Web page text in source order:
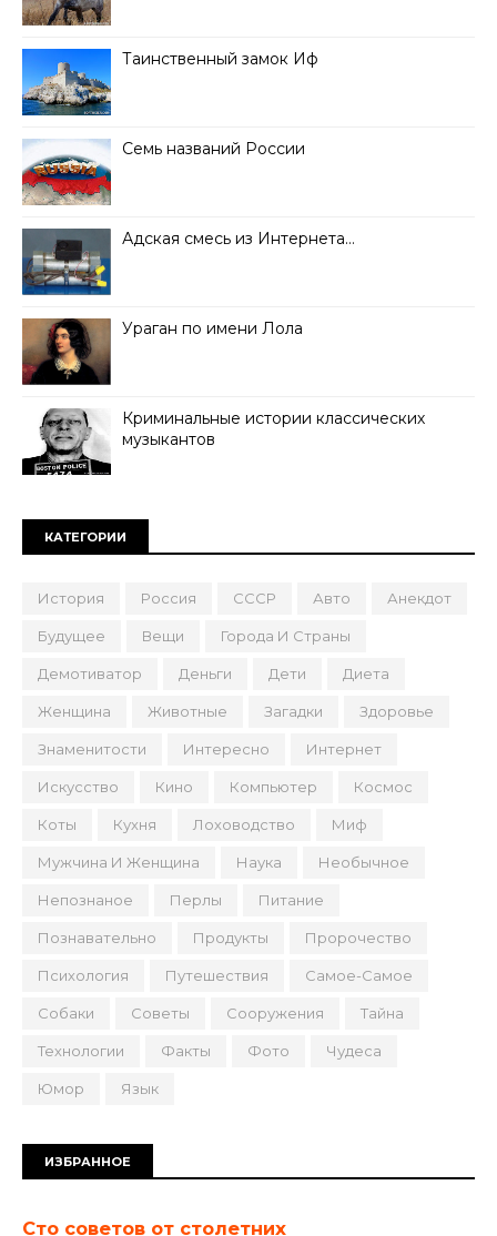
Таинственный замок Иф
Семь названий России
Адская смесь из Интернета…
Ураган по имени Лола
Криминальные истории классических
музыкантов
КАТЕГОРИИ
История Россия СССР Авто Анекдот
Будущее Вещи Города И Страны
Демотиватор Деньги Дети Диета
Женщина Животные Загадки Здоровье
Знаменитости Интересно Интернет
Искусство Кино Компьютер Космос
Коты Кухня Лоховодство Миф
Мужчина И Женщина Наука Необычное
Непознаное Перлы Питание
Познавательно Продукты Пророчество
Психология Путешествия Самое-Самое
Собаки Советы Сооружения Тайна
Технологии Факты Фото Чудеса
Юмор Язык
ИЗБРАННОЕ
Сто советов от столетних